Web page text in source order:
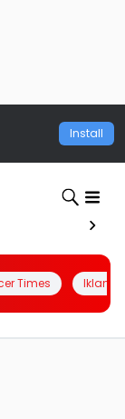
Install
Times Iklanin